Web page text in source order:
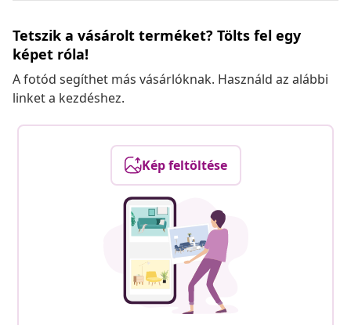
Tetszik a vásárolt terméket? Tölts fel egy
képet róla!
A fotód segíthet más vásárlóknak. Használd az alábbi
linket a kezdéshez.
Kép feltöltése